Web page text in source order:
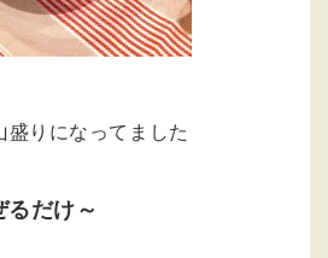
りになってました
だけ～